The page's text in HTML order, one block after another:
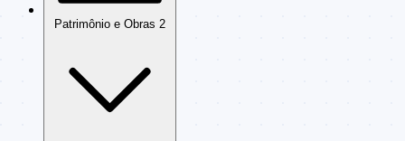
Patrimônio e Obras 2